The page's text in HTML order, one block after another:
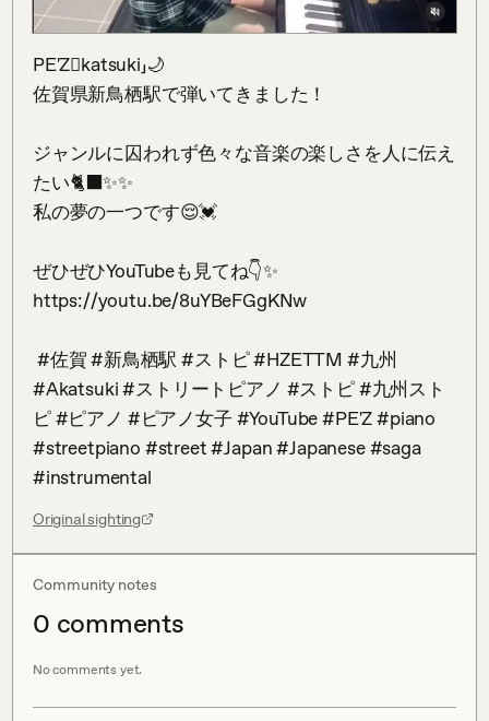
PE'Z𰃊katsuki」🌙﻿
佐賀県新鳥栖駅で弾いてきました！﻿
ジャンルに囚われず色々な音楽の楽しさを人に伝え
たい🐈‍⬛✨✨﻿
私の夢の一つです😌💓﻿
ぜひぜひYouTubeも見てね👇✨﻿
https://youtu.be/8uYBeFGgKNw﻿
#Akatsuki #ストリートピアノ #ストピ #九州スト
ピ #ピアノ #ピアノ女子 #YouTube #PE'Z #piano
#streetpiano #street #Japan #Japanese #saga
#instrumental
Original sighting
Community notes
0 comments
No comments yet.